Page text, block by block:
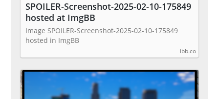
SPOILER-Screenshot-2025-02-10-175849
hosted at ImgBB
Image SPOILER-Screenshot-2025-02-10-175849
hosted in ImgBB
ibb.co